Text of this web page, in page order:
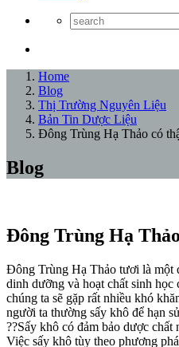
Home
Blog
Thị Trường Nguyên Liệu
Bản Tin Dược Liệu
Đông Trùng Hạ Thảo có
Blog
Đông Trùng Hạ
Đông Trùng Hạ Thảo tươi là một
dinh dưỡng và hoạt chất sinh
chúng ta sẽ gặp rất nhiều khó
người ta thường sấy khô để hạn
??Sấy khô có đảm bảo dược chất
Việc sấy khô tùy theo phương